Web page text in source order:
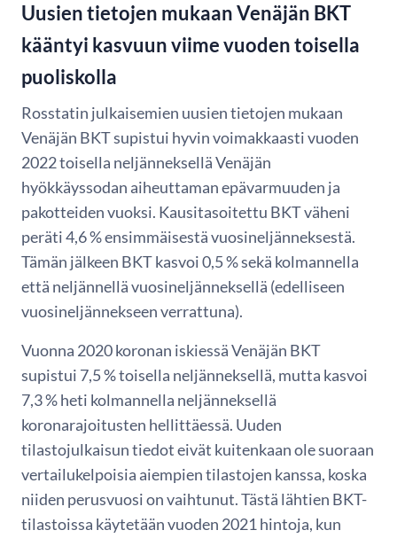
Uusien tietojen mukaan Venäjän BKT
kääntyi kasvuun viime vuoden toisella
puoliskolla
Rosstatin julkaisemien uusien tietojen mukaan
Venäjän BKT supistui hyvin voimakkaasti vuoden
2022 toisella neljänneksellä Venäjän
hyökkäyssodan aiheuttaman epävarmuuden ja
pakotteiden vuoksi. Kausitasoitettu BKT väheni
peräti 4,6 % ensimmäisestä vuosineljänneksestä.
Tämän jälkeen BKT kasvoi 0,5 % sekä kolmannella
että neljännellä vuosineljänneksellä (edelliseen
vuosineljännekseen verrattuna).
Vuonna 2020 koronan iskiessä Venäjän BKT
supistui 7,5 % toisella neljänneksellä, mutta kasvoi
7,3 % heti kolmannella neljänneksellä
koronarajoitusten hellittäessä. Uuden
tilastojulkaisun tiedot eivät kuitenkaan ole suoraan
vertailukelpoisia aiempien tilastojen kanssa, koska
niiden perusvuosi on vaihtunut. Tästä lähtien BKT-
tilastoissa käytetään vuoden 2021 hintoja, kun